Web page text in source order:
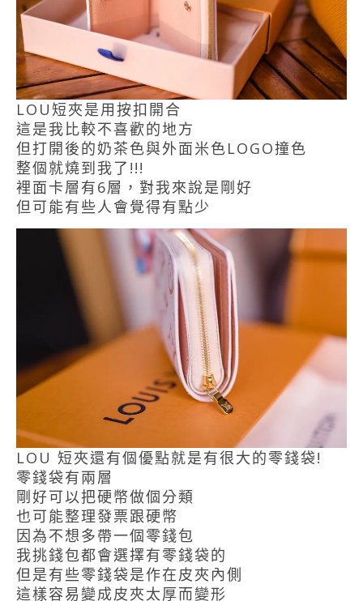
LOU短夾是用按扣開合
這是我比較不喜歡的地方
但打開後的奶茶色與外面米色LOGO撞色
整個就燒到我了!!!
裡面卡層有6層，對我來說是剛好
但可能有些人會覺得有點少
LOU 短夾還有個優點就是有很大的零錢袋!
零錢袋有兩層
剛好可以把硬幣做個分類
也可能整理發票跟硬幣
因為不想多帶一個零錢包
我挑錢包都會選擇有零錢袋的
但是有些零錢袋是作在皮夾內側
這樣容易變成皮夾太厚而變形